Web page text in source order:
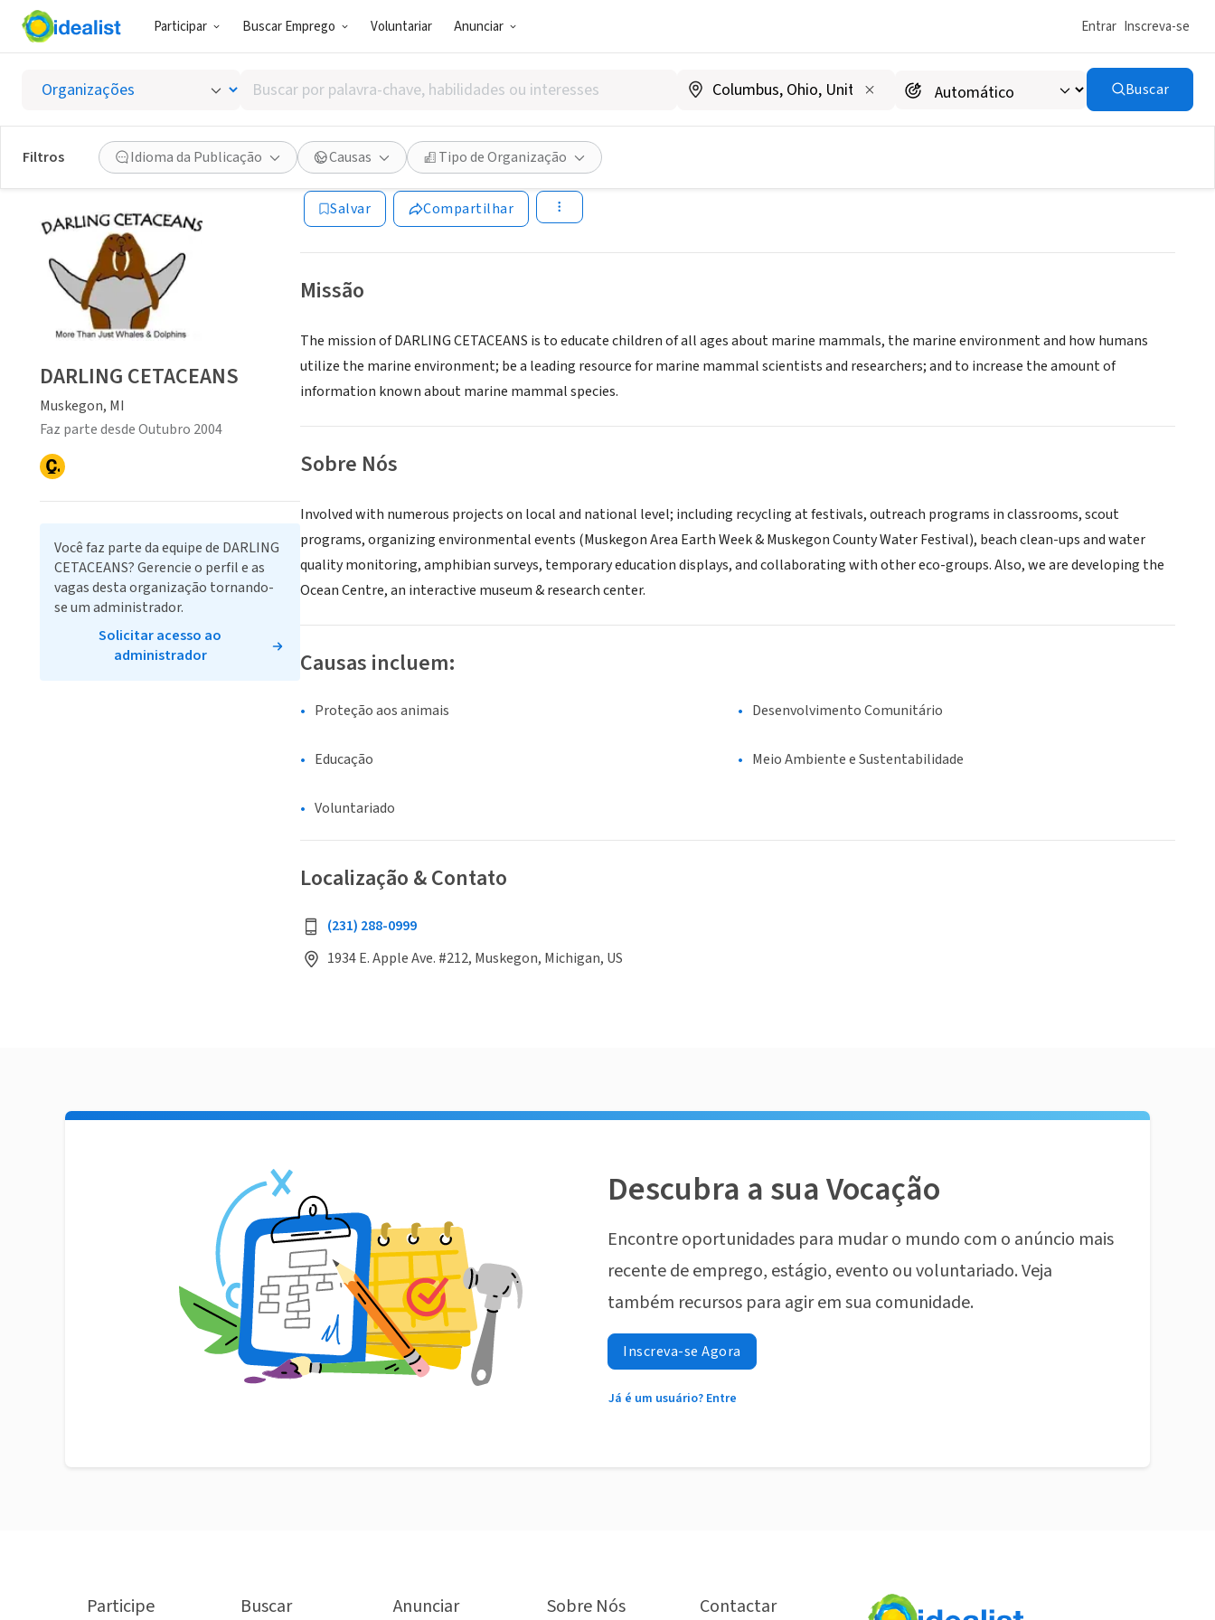
Participar Buscar Emprego Voluntariar Anunciar Entrar Inscreva-se
Buscar
por
palavra-
chave,
habilidades
ou
interesses
Buscar
Filtros Idioma da Publicação Causas Tipo de Organização
DARLING CETACEANS
Muskegon, MI| www.darlingcetaceans.org
Salvar Compartilhar
Missão
The mission of DARLING CETACEANS is to educate children of all ages about marine mammals, the marine environment and how humans
utilize the marine environment; be a leading resource for marine mammal scientists and researchers; and to increase the amount of
information known about marine mammal species.
Sobre Nós
Involved with numerous projects on local and national level; including recycling at festivals, outreach programs in classrooms, scout
programs, organizing environmental events (Muskegon Area Earth Week & Muskegon County Water Festival), beach clean-ups and water
quality monitoring, amphibian surveys, temporary education displays, and collaborating with other eco-groups. Also, we are developing the
Ocean Centre, an interactive museum & research center.
Causas incluem:
Proteção aos animais Desenvolvimento Comunitário
Educação Meio Ambiente e Sustentabilidade
Voluntariado
Localização & Contato
(231) 288-0999
1934 E. Apple Ave. #212, Muskegon, Michigan, US
DARLING CETACEANS
Muskegon, MI
Faz parte desde Outubro 2004
Você faz parte da equipe de DARLING
CETACEANS? Gerencie o perfil e as
vagas desta organização tornando-
se um administrador.
Solicitar acesso ao
administrador
Descubra a sua Vocação
Encontre oportunidades para mudar o mundo com o anúncio mais
recente de emprego, estágio, evento ou voluntariado. Veja
também recursos para agir em sua comunidade.
Inscreva-se Agora
Já é um usuário? Entre
Participe
Buscar
Anunciar Sobre Nós Contactar